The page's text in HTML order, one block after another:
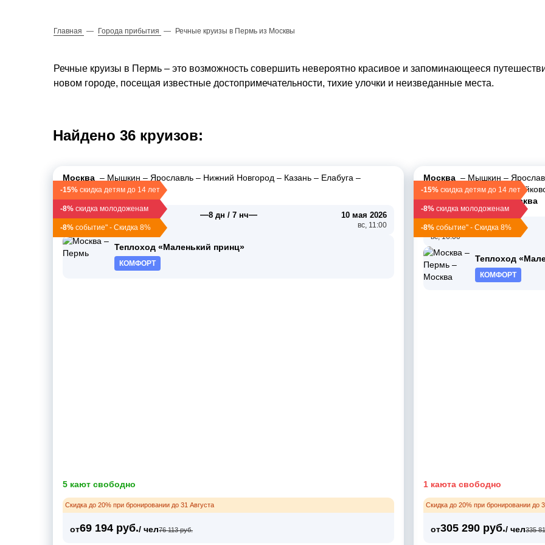
Главная — Города прибытия — Речные круизы в Пермь из Москвы
Речные круизы в Пермь – это возможность совершить невероятно красивое и запоминающееся
новом городе, посещая известные достопримечательности, тихие улочки и неизведанные места.
Найдено 36 круизов:
-15% скидка детям до 14 лет
-8% скидка молодоженам
-8% событие" - Скидка 8%
Москва – Мышкин – Ярославль – Нижний Новгород – Казань – Елабуга –
Чайковский–Пермь
03 мая 2026
вс, 16:00
—8 дн / 7 нч— 10 мая 2026
вс, 11:00
Теплоход «Маленький принц»
КОМФОРТ
5 кают свободно
Скидка до 20% при бронировании до 31 Августа
от69 194 руб./ чел76 113 руб.
-15% скидка детям до 14 лет
-8% скидка молодоженам
-8% событие" - Скидка 8%
Москва – Мышкин –
Чайковский–Пермь–
Кострома–Дубна–Москва
03 мая 2026
вс, 16:00
Теплоход
КОМФОРТ
1 каюта свободно
Скидка до 20% при бронировании до
от305 290 руб./ чел335